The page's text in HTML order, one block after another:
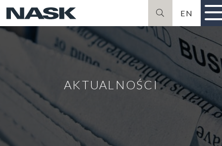
EN
AKTUALNOŚCI